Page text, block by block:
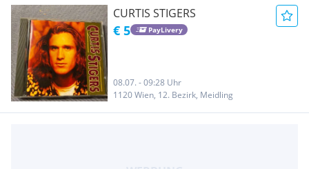
CURTIS STIGERS
€ 5 PayLivery
08.07. - 09:28 Uhr
1120 Wien, 12. Bezirk, Meidling